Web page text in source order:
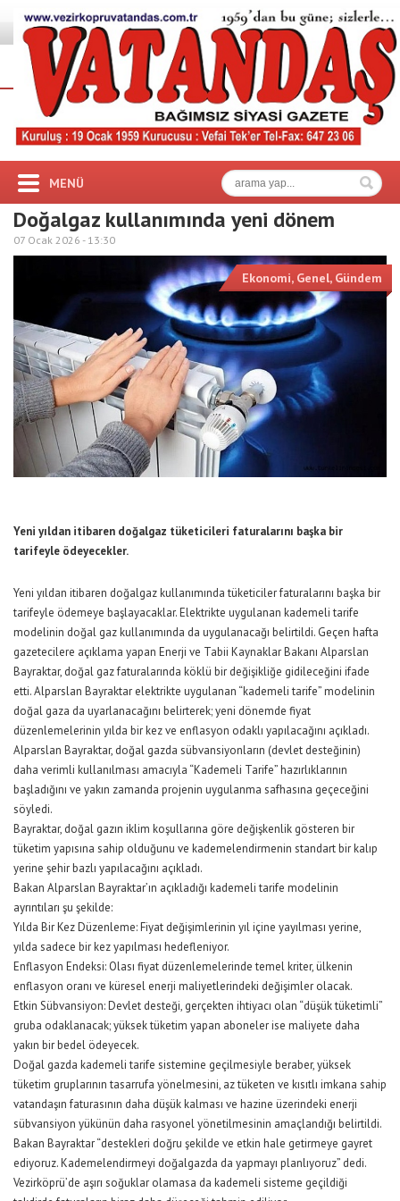
MENÜ
Doğalgaz kullanımında yeni dönem
07 Ocak 2026 - 13:30
Ekonomi, Genel, Gündem
Yeni yıldan itibaren doğalgaz tüketicileri faturalarını başka bir
tarifeyle ödeyecekler.
Yeni yıldan itibaren doğalgaz kullanımında tüketiciler faturalarını başka bir
tarifeyle ödemeye başlayacaklar. Elektrikte uygulanan kademeli tarife
modelinin doğal gaz kullanımında da uygulanacağı belirtildi. Geçen hafta
gazetecilere açıklama yapan Enerji ve Tabii Kaynaklar Bakanı Alparslan
Bayraktar, doğal gaz faturalarında köklü bir değişikliğe gidileceğini ifade
etti. Alparslan Bayraktar elektrikte uygulanan “kademeli tarife” modelinin
doğal gaza da uyarlanacağını belirterek; yeni dönemde fiyat
düzenlemelerinin yılda bir kez ve enflasyon odaklı yapılacağını açıkladı.
Alparslan Bayraktar, doğal gazda sübvansiyonların (devlet desteğinin)
daha verimli kullanılması amacıyla “Kademeli Tarife” hazırlıklarının
başladığını ve yakın zamanda projenin uygulanma safhasına geçeceğini
söyledi.
Bayraktar, doğal gazın iklim koşullarına göre değişkenlik gösteren bir
tüketim yapısına sahip olduğunu ve kademelendirmenin standart bir kalıp
yerine şehir bazlı yapılacağını açıkladı.
Bakan Alparslan Bayraktar’ın açıkladığı kademeli tarife modelinin
ayrıntıları şu şekilde:
Yılda Bir Kez Düzenleme: Fiyat değişimlerinin yıl içine yayılması yerine,
yılda sadece bir kez yapılması hedefleniyor.
Enflasyon Endeksi: Olası fiyat düzenlemelerinde temel kriter, ülkenin
enflasyon oranı ve küresel enerji maliyetlerindeki değişimler olacak.
Etkin Sübvansiyon: Devlet desteği, gerçekten ihtiyacı olan “düşük tüketimli”
gruba odaklanacak; yüksek tüketim yapan aboneler ise maliyete daha
yakın bir bedel ödeyecek.
Doğal gazda kademeli tarife sistemine geçilmesiyle beraber, yüksek
tüketim gruplarının tasarrufa yönelmesini, az tüketen ve kısıtlı imkana sahip
vatandaşın faturasının daha düşük kalması ve hazine üzerindeki enerji
sübvansiyon yükünün daha rasyonel yönetilmesinin amaçlandığı belirtildi.
Bakan Bayraktar “destekleri doğru şekilde ve etkin hale getirmeye gayret
ediyoruz. Kademelendirmeyi doğalgazda da yapmayı planlıyoruz” dedi.
Vezirköprü’de aşırı soğuklar olamasa da kademeli sisteme geçildiği